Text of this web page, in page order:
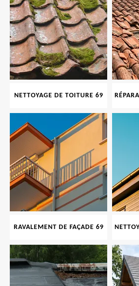
NETTOYAGE DE TOITURE 69
RAVALEMENT DE FAÇADE 69